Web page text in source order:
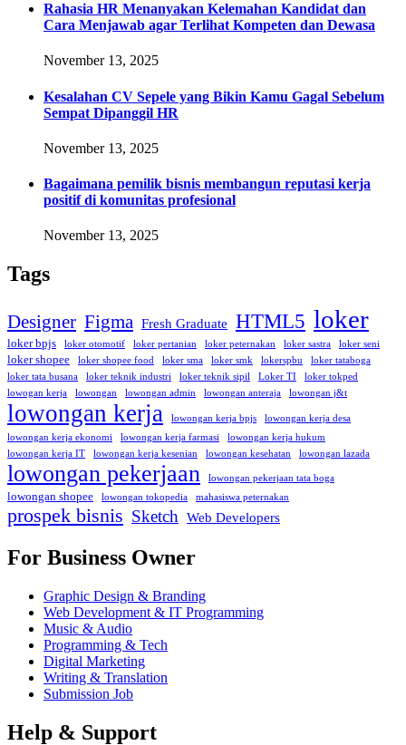
Rahasia HR Menanyakan Kelemahan Kandidat dan
Cara Menjawab agar Terlihat Kompeten dan Dewasa
November 13, 2025
Kesalahan CV Sepele yang Bikin Kamu Gagal Sebelum
Sempat Dipanggil HR
November 13, 2025
Bagaimana pemilik bisnis membangun reputasi kerja
positif di komunitas profesional
November 13, 2025
Tags
Designer Figma Fresh Graduate HTML5 loker
loker bpjs loker otomotif loker pertanian loker peternakan loker sastra loker seni
loker shopee loker shopee food loker sma loker smk lokerspbu
loker tataboga
loker tata busana
loker teknik industri loker teknik sipil Loker TI
loker tokped
lowogan kerja
lowongan lowongan admin lowongan anteraja lowongan j&t
lowongan kerja lowongan kerja bpjs
lowongan kerja desa
lowongan kerja ekonomi
lowongan kerja farmasi
lowongan kerja hukum
lowongan kerja IT
lowongan kerja kesenian lowongan kesehatan lowongan lazada
lowongan pekerjaan lowongan pekerjaan tata boga
lowongan shopee lowongan tokopedia mahasiswa peternakan
prospek bisnis Sketch Web Developers
For Business Owner
Graphic Design & Branding
Web Development & IT Programming
Music & Audio
Programming & Tech
Digital Marketing
Writing & Translation
Submission Job
Help & Support